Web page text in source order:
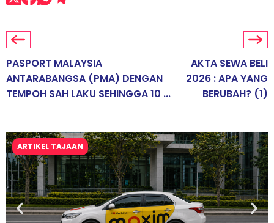
PASPORT MALAYSIA
ANTARABANGSA (PMA) DENGAN
TEMPOH SAH LAKU SEHINGGA 10 ...
AKTA SEWA BELI
2026 : APA YANG
BERUBAH? (1)
ARTIKEL TAJAAN